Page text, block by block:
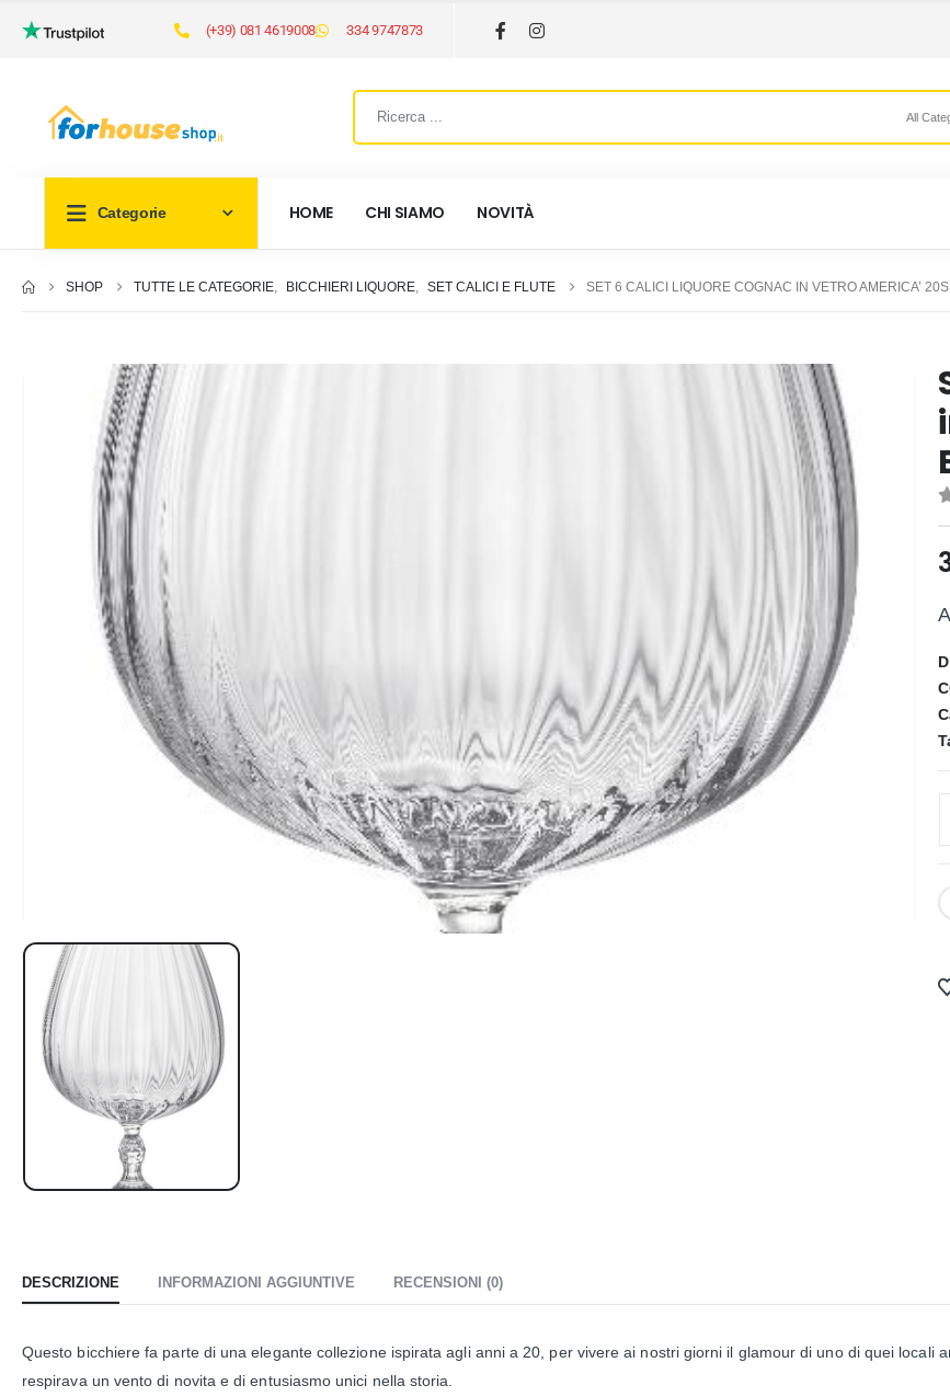
(+39) 081 4619008 334 9747873
All
Categorie HOME CHI SIAMO NOVITÀ
SHOP TUTTE LE CATEGORIE, BICCHIERI LIQUORE, SET CALICI E FLUTE SET 6 CALICI LIQUORE COGNAC IN VETRO AMERICA’
DESCRIZIONE INFORMAZIONI AGGIUNTIVE RECENSIONI (0)
Questo bicchiere fa parte di una elegante collezione ispirata agli anni a 20, per vivere ai nostri giorni il glamour di uno di quei locali
respirava un vento di novita e di entusiasmo unici nella storia.